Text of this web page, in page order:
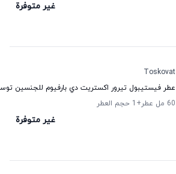
غير متوفرة
Toskovat
عطر فيستيبول تيرور اكستريت دي بارفيوم للجنسين
60 مل عطر
+1 حجم العطر
غير متوفرة